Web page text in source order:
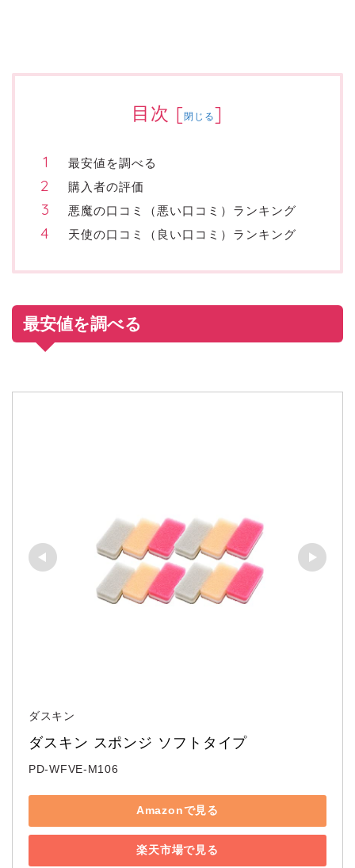
目次 [閉じる]
最安値を調べる
購入者の評価
悪魔の口コミ（悪い口コミ）ランキング
天使の口コミ（良い口コミ）ランキング
最安値を調べる
ダスキン
ダスキン スポンジ ソフトタイプ
PD-WFVE-M106
Amazonで見る
楽天市場で見る